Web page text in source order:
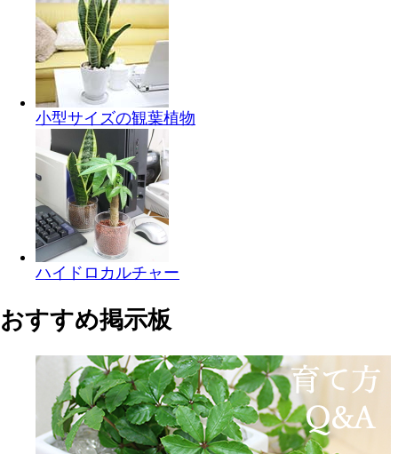
小型サイズの観葉植物
ハイドロカルチャー
おすすめ掲示板